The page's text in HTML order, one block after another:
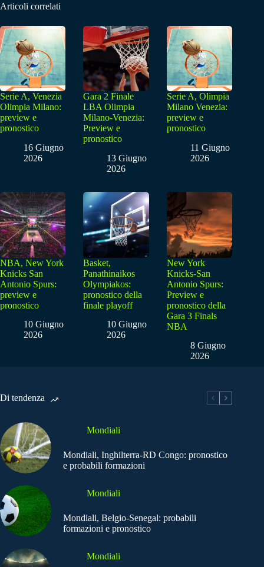
Articoli correlati
Serie A, Venezia
Olimpia Milano:
preview e
pronostico
16 Giugno
2026
Gara 2 Finale
LBA Olimpia
Milano-Venezia:
Preview e
pronostico
13 Giugno
2026
Serie A, Olimpia
Milano Venezia:
preview e
pronostico
11 Giugno
2026
NBA, New York
Knicks San
Antonio Spurs:
preview e
pronostico
10 Giugno
2026
Basket,
Panathinaikos
Olympiakos:
pronostico della
finale playoff
10 Giugno
2026
New York
Knicks-San
Antonio Spurs:
Preview e
pronostico della
Gara 3 Finals
NBA
8 Giugno
2026
Di tendenza
Mondiali
Mondiali, Inghilterra-RD Congo: pronostico
e probabili formazioni
Mondiali
Mondiali, Belgio-Senegal: probabili
formazioni e pronostico
Mondiali